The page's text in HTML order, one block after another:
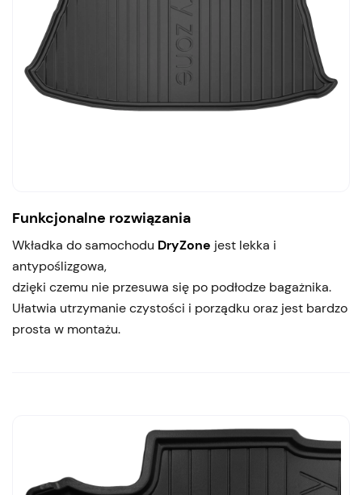
Funkcjonalne rozwiązania
Wkładka do samochodu DryZone jest lekka i
antypoślizgowa,
dzięki czemu nie przesuwa się po podłodze bagażnika.
Ułatwia utrzymanie czystości i porządku oraz jest bardzo
prosta w montażu.